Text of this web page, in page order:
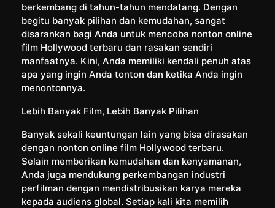
berkembang di tahun-tahun mendatang. Dengan
begitu banyak pilihan dan kemudahan, sangat
disarankan bagi Anda untuk mencoba nonton online
film Hollywood terbaru dan rasakan sendiri
manfaatnya. Kini, Anda memiliki kendali penuh atas
apa yang ingin Anda tonton dan ketika Anda ingin
menontonnya.
Lebih Banyak Film, Lebih Banyak Pilihan
Banyak sekali keuntungan lain yang bisa dirasakan
dengan nonton online film Hollywood terbaru.
Selain memberikan kemudahan dan kenyamanan,
Anda juga mendukung perkembangan industri
perfilman dengan mendistribusikan karya mereka
kepada audiens global. Setiap kali kita memilih